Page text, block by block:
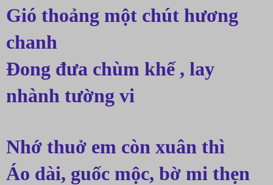
Gió thoảng một chút hương
chanh
Đong đưa chùm khế , lay
nhành tường vi
Nhớ thuở em còn xuân thì
Áo dài, guốc mộc, bờ mi thẹn